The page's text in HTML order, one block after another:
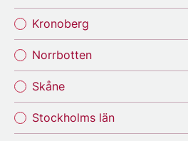
Kronoberg
Norrbotten
Skåne
Stockholms län